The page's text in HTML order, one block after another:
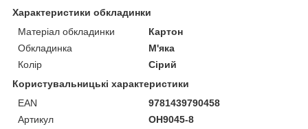
Характеристики обкладинки
Матеріал обкладинки
Картон
Обкладинка
М'яка
Колір
Сірий
Користувальницькі характеристики
EAN
9781439790458
Артикул
OH9045-8